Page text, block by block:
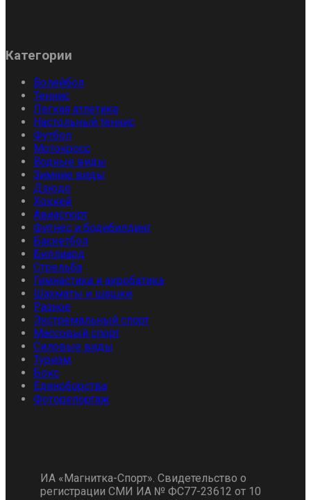
Категории
Волейбол
Теннис
Легкая атлетика
Настольный теннис
Футбол
Мотокросс
Водные виды
Зимние виды
Дзюдо
Хоккей
Авиаспорт
Фитнес и бодибилдинг
Баскетбол
Биллиард
Стрельба
Гимнастика и акробатика
Шахматы и шашки
Разное
Экстремальный спорт
Массовый спорт
Силовые виды
Туризм
Бокс
Единоборства
Фоторепортаж
ИА «Магнитка-Спорт». Свидетельство о
регистрации СМИ ИА № ФС77-23612 от 10